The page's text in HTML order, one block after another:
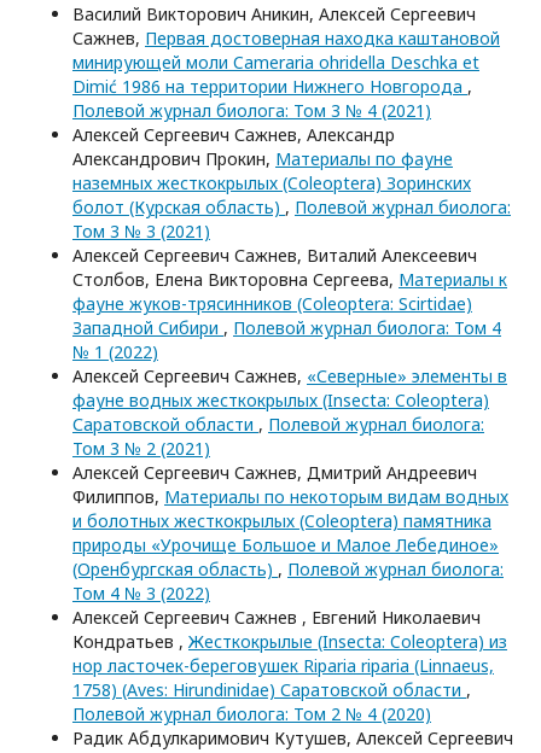
Василий Викторович Аникин, Алексей Сергеевич
Сажнев, Первая достоверная находка каштановой
минирующей моли Cameraria ohridella Deschka et
Dimić 1986 на территории Нижнего Новгорода ,
Полевой журнал биолога: Том 3 № 4 (2021)
Алексей Сергеевич Сажнев, Александр
Александрович Прокин, Материалы по фауне
наземных жесткокрылых (Coleoptera) Зоринских
болот (Курская область) , Полевой журнал биолога:
Том 3 № 3 (2021)
Алексей Сергеевич Сажнев, Виталий Алексеевич
Столбов, Елена Викторовна Сергеева, Материалы к
фауне жуков-трясинников (Coleoptera: Scirtidae)
Западной Сибири , Полевой журнал биолога: Том 4
№ 1 (2022)
Алексей Сергеевич Сажнев, «Северные» элементы в
фауне водных жесткокрылых (Insecta: Coleoptera)
Саратовской области , Полевой журнал биолога:
Том 3 № 2 (2021)
Алексей Сергеевич Сажнев, Дмитрий Андреевич
Филиппов, Материалы по некоторым видам водных
и болотных жесткокрылых (Coleoptera) памятника
природы «Урочище Большое и Малое Лебединое»
(Оренбургская область) , Полевой журнал биолога:
Том 4 № 3 (2022)
Алексей Сергеевич Сажнев , Евгений Николаевич
Кондратьев , Жесткокрылые (Insecta: Coleoptera) из
нор ласточек-береговушек Riparia riparia (Linnaeus,
1758) (Aves: Hirundinidae) Саратовской области ,
Полевой журнал биолога: Том 2 № 4 (2020)
Радик Абдулкаримович Кутушев, Алексей Сергеевич